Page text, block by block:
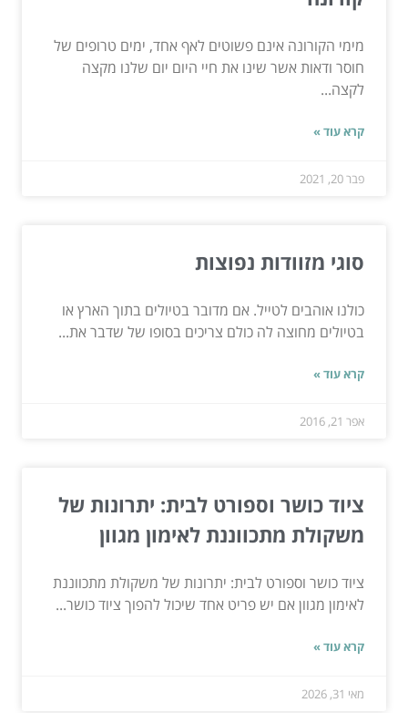
מימי הקורונה אינם פשוטים לאף אחד, ימים טרופים של
חוסר ודאות אשר שינו את חיי היום יום שלנו מקצה
לקצה...
קרא עוד »
פבר 20, 2021
סוגי מזוודות נפוצות
כולנו אוהבים לטייל. אם מדובר בטיולים בתוך הארץ או
בטיולים מחוצה לה כולם צריכים בסופו של שדבר את...
קרא עוד »
אפר 21, 2016
ציוד כושר וספורט לבית: יתרונות של
משקולת מתכווננת לאימון מגוון
ציוד כושר וספורט לבית: יתרונות של משקולת מתכווננת
לאימון מגוון אם יש פריט אחד שיכול להפוך ציוד כושר...
קרא עוד »
מאי 31, 2026